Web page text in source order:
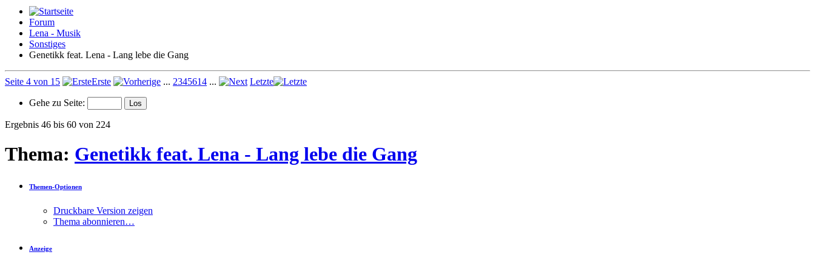
Forum
Lena - Musik
Sonstiges
Genetikk feat. Lena - Lang lebe die Gang
Seite 4 von 15 Erste ... 2345614 ... Letzte
Gehe zu Seite:
Ergebnis 46 bis 60 von 224
Thema: Genetikk feat. Lena - Lang lebe die Gang
Themen-Optionen
Druckbare Version zeigen
Thema abonnieren…
Anzeige